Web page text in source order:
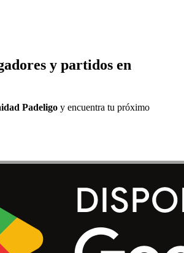
y partidos en
Padeligo y encuentra tu próximo